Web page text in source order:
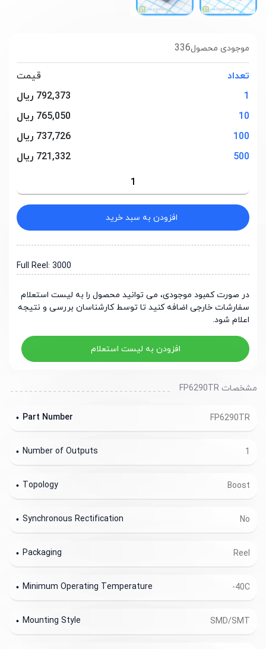
336موجودی محصول
تعداد
قیمت
1
792,373 ریال
10
765,050 ریال
100
737,726 ریال
500
721,332 ریال
افزودن به سبد خرید
Full Reel: 3000
در صورت کمبود موجودی، می توانید محصول را به لیست استعلام
سفارشات خارجی اضافه کنید تا توسط کارشناسان بررسی و نتیجه
اعلام شود.
افزودن به لیست استعلام
مشخصات FP6290TR
FP6290TR
Part Number
1
Number of Outputs
Boost
Topology
No
Synchronous Rectification
Reel
Packaging
-40C
Minimum Operating Temperature
SMD/SMT
Mounting Style